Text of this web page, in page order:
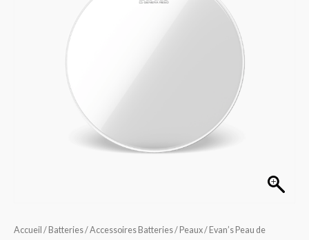
Accueil / Batteries/Accessoires Batteries/ Peaux/ Evan’s Peau de